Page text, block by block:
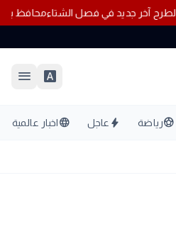
ليت يستعد لطرح آخر جديد في فصل
font_download
menu
sports_soccerرياضة bolt عاجل languageاخبار عالمية